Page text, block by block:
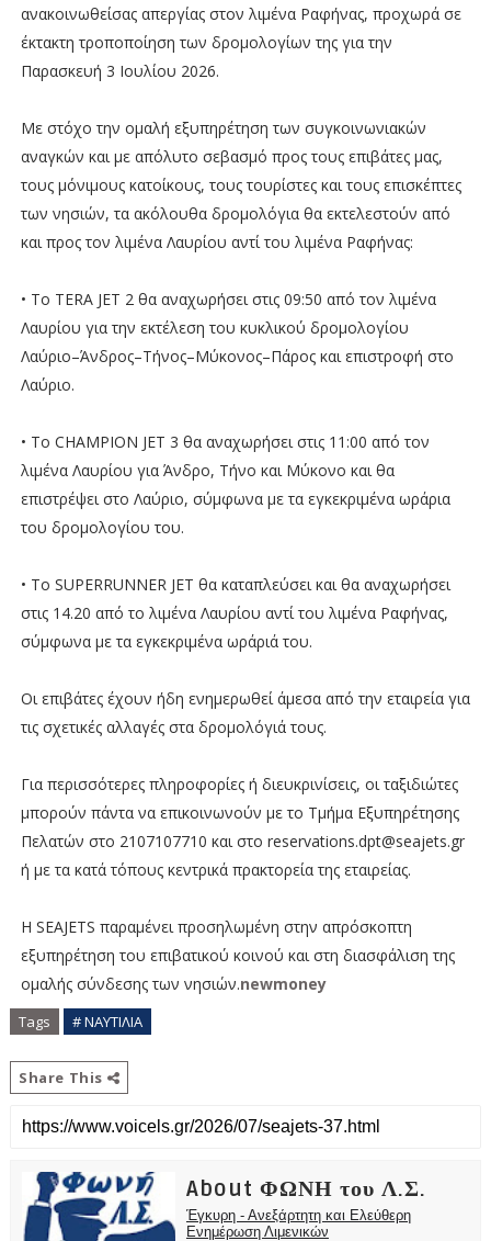
ανακοινωθείσας απεργίας στον λιμένα Ραφήνας, προχωρά σε
έκτακτη τροποποίηση των δρομολογίων της για την
Παρασκευή 3 Ιουλίου 2026.
Με στόχο την ομαλή εξυπηρέτηση των συγκοινωνιακών
αναγκών και με απόλυτο σεβασμό προς τους επιβάτες μας,
τους μόνιμους κατοίκους, τους τουρίστες και τους επισκέπτες
των νησιών, τα ακόλουθα δρομολόγια θα εκτελεστούν από
και προς τον λιμένα Λαυρίου αντί του λιμένα Ραφήνας:
• Το TERA JET 2 θα αναχωρήσει στις 09:50 από τον λιμένα
Λαυρίου για την εκτέλεση του κυκλικού δρομολογίου
Λαύριο–Άνδρος–Τήνος–Μύκονος–Πάρος και επιστροφή στο
Λαύριο.
• Το CHAMPION JET 3 θα αναχωρήσει στις 11:00 από τον
λιμένα Λαυρίου για Άνδρο, Τήνο και Μύκονο και θα
επιστρέψει στο Λαύριο, σύμφωνα με τα εγκεκριμένα ωράρια
του δρομολογίου του.
• Το SUPERRUNNER JET θα καταπλεύσει και θα αναχωρήσει
στις 14.20 από το λιμένα Λαυρίου αντί του λιμένα Ραφήνας,
σύμφωνα με τα εγκεκριμένα ωράριά του.
Οι επιβάτες έχουν ήδη ενημερωθεί άμεσα από την εταιρεία για
τις σχετικές αλλαγές στα δρομολόγιά τους.
Για περισσότερες πληροφορίες ή διευκρινίσεις, οι ταξιδιώτες
μπορούν πάντα να επικοινωνούν με το Τμήμα Εξυπηρέτησης
Πελατών στο 2107107710 και στο reservations.dpt@seajets.gr
ή με τα κατά τόπους κεντρικά πρακτορεία της εταιρείας.
Η SEAJETS παραμένει προσηλωμένη στην απρόσκοπτη
εξυπηρέτηση του επιβατικού κοινού και στη διασφάλιση της
ομαλής σύνδεσης των νησιών.newmoney
Tags # ΝΑΥΤΙΛΙΑ
Share This
About ΦΩΝΗ του Λ.Σ.
Έγκυρη - Ανεξάρτητη και Ελεύθερη
Ενημέρωση Λιμενικών